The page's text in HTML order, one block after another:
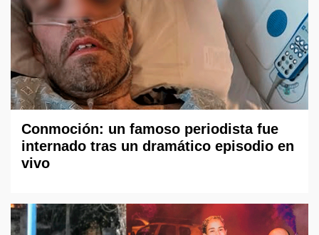
Conmoción: un famoso periodista fue
internado tras un dramático episodio en
vivo